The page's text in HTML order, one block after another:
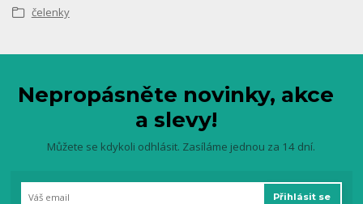
čelenky
Nepropásněte novinky, akce
a slevy!
Můžete se kdykoli odhlásit. Zasíláme jednou za 14 dní.
Přihlásit se